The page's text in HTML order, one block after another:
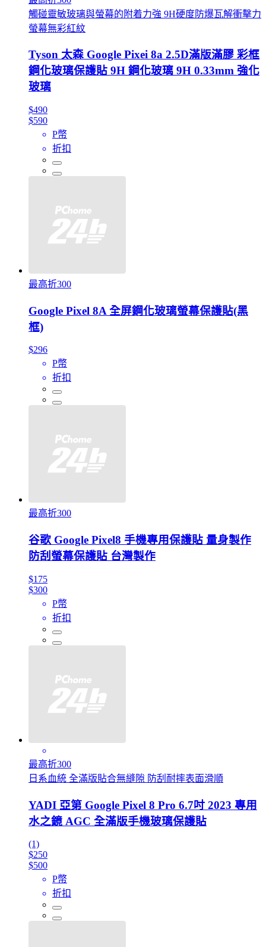
觸碰靈敏玻璃與螢幕的附着力強 9H硬度防爆瓦解衝擊力
螢幕無彩紅紋
Tyson 太森 Google Pixei 8a 2.5D滿版滿膠 彩框
鋼化玻璃保護貼 9H 鋼化玻璃 9H 0.33mm 強化
玻璃
$490
$590
P幣
折扣
最高折300
Google Pixel 8A 全屏鋼化玻璃螢幕保護貼(黑
框)
$296
P幣
折扣
最高折300
谷歌 Google Pixel8 手機專用保護貼 量身製作
防刮螢幕保護貼 台灣製作
$175
$300
P幣
折扣
最高折300
日系血統 全滿版貼合無縫隙 防刮耐摔表面滑順
YADI 亞第 Google Pixel 8 Pro 6.7吋 2023 專用
水之鏡 AGC 全滿版手機玻璃保護貼
(1)
$250
$500
P幣
折扣